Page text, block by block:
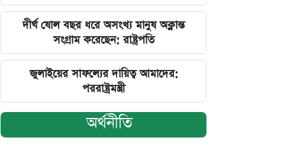
দীর্ঘ ষোল বছর ধরে অসংখ্য মানুষ অক্লান্ত
সংগ্রাম করেছেন: রাষ্ট্রপতি
জুলাইয়ের সাফল্যের দায়িত্ব আমাদের:
পররাষ্ট্রমন্ত্রী
অর্থনীতি